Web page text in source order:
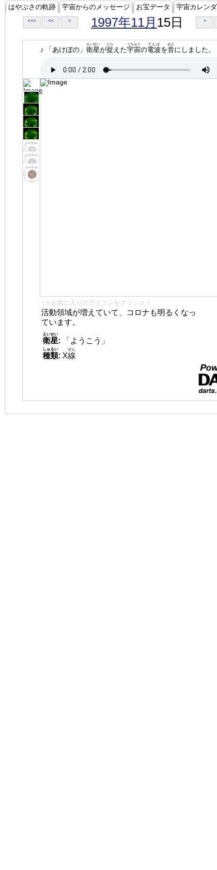
はやぶさの軌跡 宇宙からのメッセージ お宝データ 宇宙カレン
<<< << < 1997年11月 15日 >
♪ 「あけぼの」 衛星
えいせい
が捉
とら
えた宇宙
うちゅう
の電波
でんぱ
を音
おと
にしました。
👈 お気に入りのアイコンをクリック！
活動領域が増えていて、コロナも明るくなっ
ています。
衛星
えいせい
:
「ようこう」
種類
しゅるい
: X線
せん